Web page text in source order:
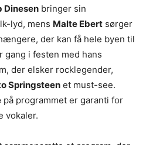
Dinesen bringer sin
lyd, mens Malte Ebert sørger
der kan få hele byen til
gang i festen med hans
der elsker rocklegender,
Springsteen et must-see.
på programmet er garanti for
vokaler.